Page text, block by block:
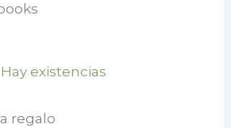
$ 108.000.
Hay existencias
regalo